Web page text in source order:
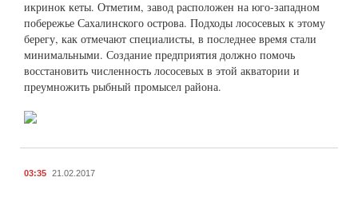
икринок кеты. Отметим, завод расположен на юго-западном
побережье Сахалинского острова. Подходы лососевых к этому
берегу, как отмечают специалисты, в последнее время стали
минимальными. Создание предприятия должно помочь
восстановить численность лососевых в этой акватории и
преумножить рыбный промысел района.
03:35 21.02.2017